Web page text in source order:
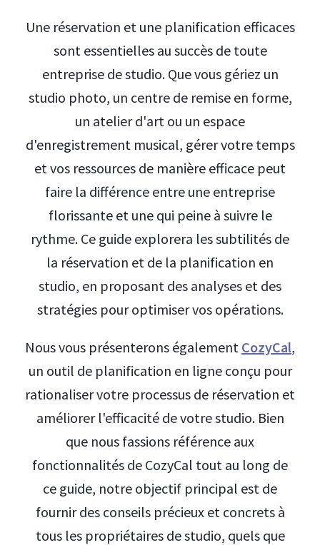
Une réservation et une planification efficaces
sont essentielles au succès de toute
entreprise de studio. Que vous gériez un
studio photo, un centre de remise en forme,
un atelier d'art ou un espace
d'enregistrement musical, gérer votre temps
et vos ressources de manière efficace peut
faire la différence entre une entreprise
florissante et une qui peine à suivre le
rythme. Ce guide explorera les subtilités de
la réservation et de la planification en
studio, en proposant des analyses et des
stratégies pour optimiser vos opérations.
Nous vous présenterons également CozyCal,
un outil de planification en ligne conçu pour
rationaliser votre processus de réservation et
améliorer l'efficacité de votre studio. Bien
que nous fassions référence aux
fonctionnalités de CozyCal tout au long de
ce guide, notre objectif principal est de
fournir des conseils précieux et concrets à
tous les propriétaires de studio, quels que